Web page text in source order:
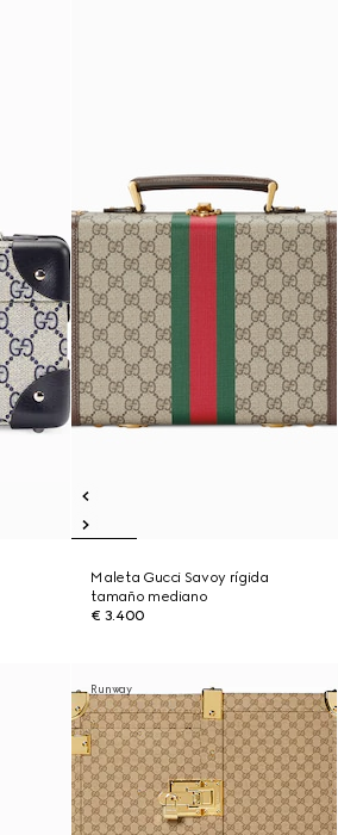
Maleta Gucci Savoy rígida
tamaño mediano
€ 3.400
Runway